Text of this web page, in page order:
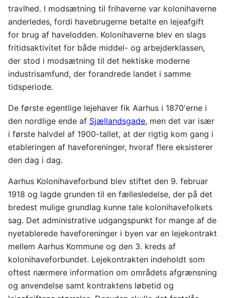
travlhed. I modsætning til frihaverne var kolonihaverne
anderledes, fordi havebrugerne betalte en lejeafgift
for brug af havelodden. Kolonihaverne blev en slags
fritidsaktivitet for både middel- og arbejderklassen,
der stod i modsætning til det hektiske moderne
industrisamfund, der forandrede landet i samme
tidsperiode.
De første egentlige lejehaver fik Aarhus i 1870'erne i
den nordlige ende af Sjællandsgade, men det var især
i første halvdel af 1900-tallet, at der rigtig kom gang i
etableringen af haveforeninger, hvoraf flere eksisterer
den dag i dag.
Aarhus Kolonihaveforbund blev stiftet den 9. februar
1918 og lagde grunden til en fællesledelse, der på det
bredest mulige grundlag kunne tale kolonihavefolkets
sag. Det administrative udgangspunkt for mange af de
nyetablerede haveforeninger i byen var en lejekontrakt
mellem Aarhus Kommune og den 3. kreds af
kolonihaveforbundet. Lejekontrakten indeholdt som
oftest nærmere information om områdets afgrænsning
og anvendelse samt kontraktens løbetid og